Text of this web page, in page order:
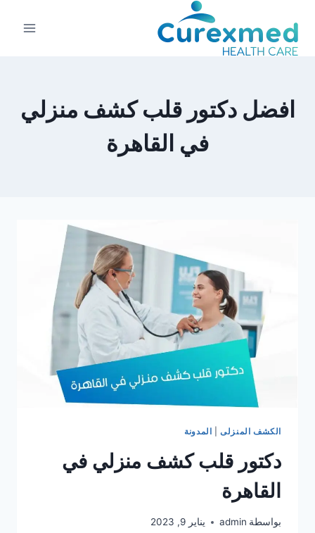
المحتوى
افضل دكتور قلب كشف منزلي
في القاهرة
الكشف المنزلى| المدونة
دكتور قلب كشف منزلي في
القاهرة
بواسطة admin يناير 9, 2023